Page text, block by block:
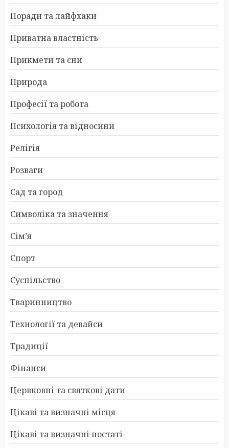
Поради та лайфхаки
Приватна властність
Прикмети та сни
Природа
Професії та робота
Психологія та відносини
Релігія
Розваги
Сад та город
Символіка та значення
Сім’я
Спорт
Суспільство
Тваринництво
Технології та девайси
Традиції
Фінанси
Цервковні та святкові дати
Цікаві та визначні місця
Цікаві та визначні постаті